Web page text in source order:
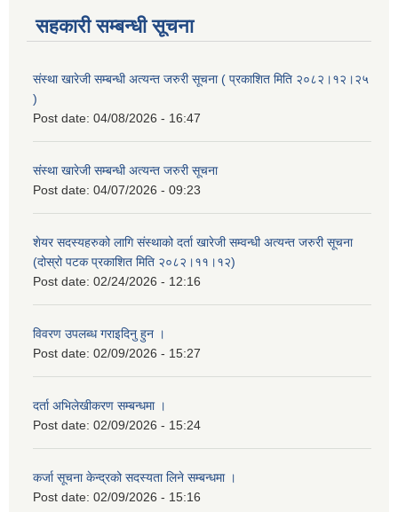
सहकारी सम्बन्धी सूचना
संस्था खारेजी सम्बन्धी अत्यन्त जरुरी सूचना ( प्रकाशित मिति २०८२।१२।२५
)
Post date: 04/08/2026 - 16:47
संस्था खारेजी सम्बन्धी अत्यन्त जरुरी सूचना
Post date: 04/07/2026 - 09:23
शेयर सदस्यहरुको लागि संस्थाको दर्ता खारेजी सम्वन्धी अत्यन्त जरुरी सूचना
(दोस्रो पटक प्रकाशित मिति २०८२।११।१२)
Post date: 02/24/2026 - 12:16
विवरण उपलब्ध गराइदिनु हुन ।
Post date: 02/09/2026 - 15:27
दर्ता अभिलेखीकरण सम्बन्धमा ।
Post date: 02/09/2026 - 15:24
कर्जा सूचना केन्द्रको सदस्यता लिने सम्बन्धमा ।
Post date: 02/09/2026 - 15:16